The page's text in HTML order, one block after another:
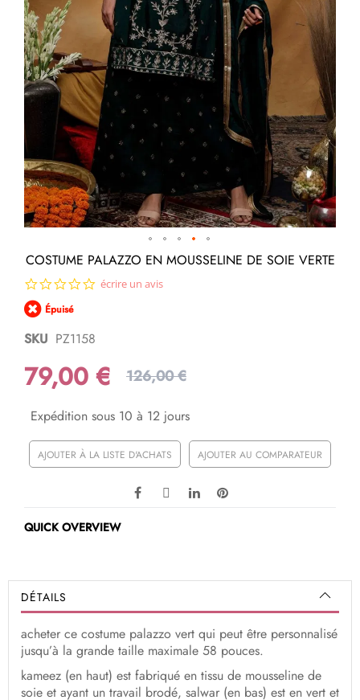
Passer
début
de
la
d’images
COSTUME PALAZZO EN MOUSSELINE DE SOIE VERTE
0.0
écrire un avis
Épuisé
SKU PZ1158
79,00 € 126,00 €
Expédition sous 10 à 12 jours
AJOUTER À LA LISTE D'ACHATS AJOUTER AU COMPARATEUR
QUICK OVERVIEW
DÉTAILS
acheter ce costume palazzo vert qui peut être personnalisé
jusqu’à la grande taille maximale 58 pouces.
kameez (en haut) est fabriqué en tissu de mousseline de
soie et ayant un travail brodé, salwar (en bas) est en vert et